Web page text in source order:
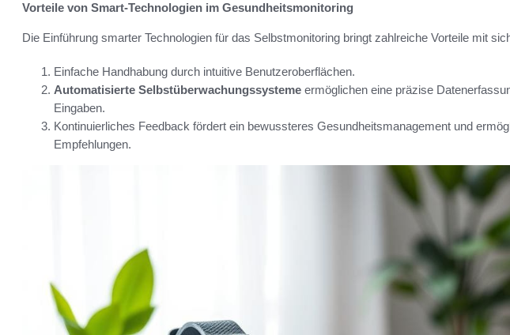
Vorteile von Smart-Technologien im Gesundheitsmonitoring
Die Einführung smarter Technologien für das Selbstmonitoring bringt zahlreiche Vorteile mit
Einfache Handhabung durch intuitive Benutzeroberflächen.
Automatisierte Selbstüberwachungssysteme ermöglichen eine präzise
Eingaben.
Kontinuierliches Feedback fördert ein bewussteres Gesundheitsmanagement und
Empfehlungen.